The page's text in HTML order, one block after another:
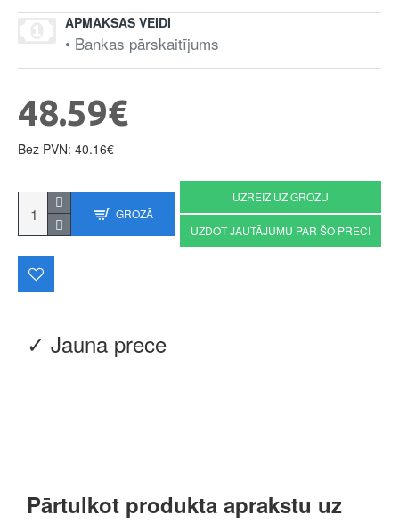
APMAKSAS VEIDI
• Bankas pārskaitījums
✓ Jauna prece
Pārtulkot produkta aprakstu uz
48.59€
Bez PVN: 40.16€
GROZĀ
UZREIZ UZ GROZU
UZDOT JAUTĀJUMU PAR ŠO PRECI